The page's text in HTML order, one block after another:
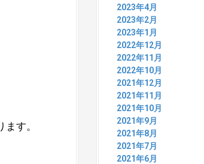
す。
2023年4月
2023年2月
2023年1月
2022年12月
2022年11月
2022年10月
2021年12月
2021年11月
2021年10月
2021年9月
2021年8月
2021年7月
2021年6月